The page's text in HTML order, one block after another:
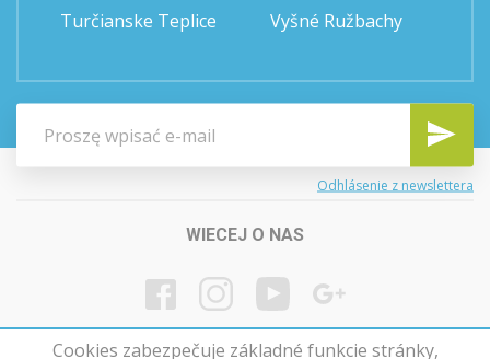
Turčianske Teplice
Vyšné Ružbachy
Odhlásenie z newslettera
WIECEJ O NAS
Cookies zabezpečuje základné funkcie stránky,